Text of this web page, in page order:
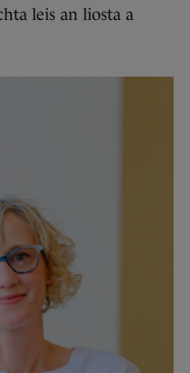
leis an liosta a